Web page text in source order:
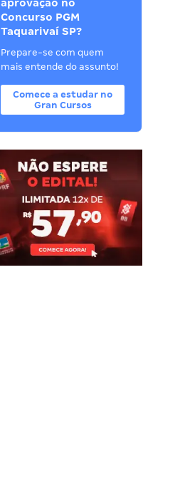
aprovação no
Concurso PGM
Taquarivaí SP?
Prepare-se com quem
mais entende do assunto!
Comece a estudar no
Gran Cursos